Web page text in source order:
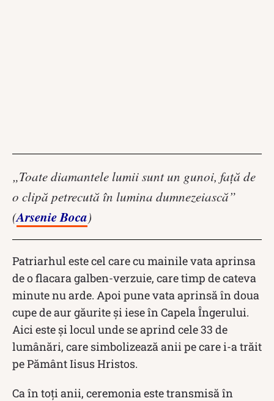
„Toate diamantele lumii sunt un gunoi, față de
o clipă petrecută în lumina dumnezeiască”
(Arsenie Boca)
Patriarhul este cel care cu mainile vata aprinsa
de o flacara galben-verzuie, care timp de cateva
minute nu arde. Apoi pune vata aprinsă în doua
cupe de aur găurite și iese în Capela Îngerului.
Aici este și locul unde se aprind cele 33 de
lumânări, care simbolizează anii pe care i-a trăit
pe Pământ Iisus Hristos.
Ca în toți anii, ceremonia este transmisă în